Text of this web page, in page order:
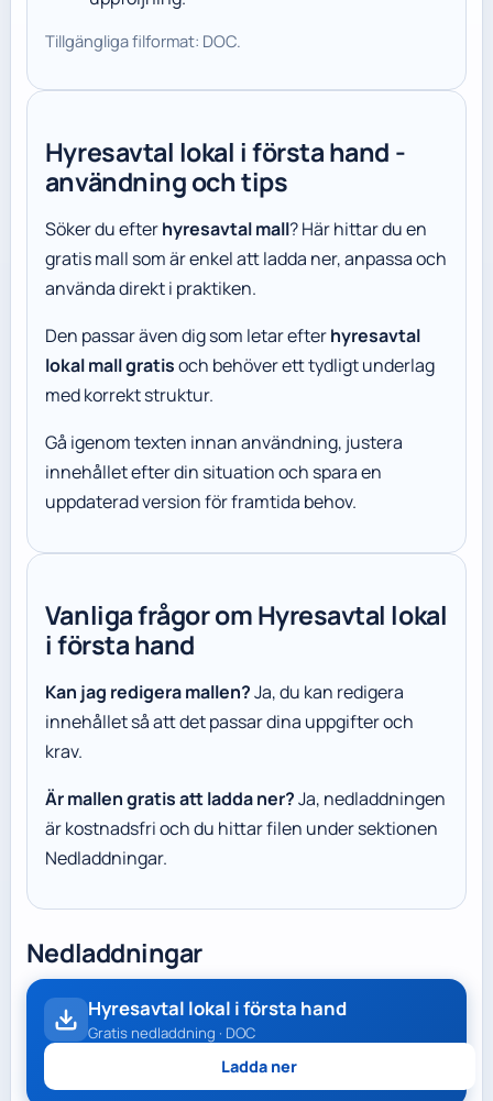
Tillgängliga filformat: DOC.
Hyresavtal lokal i första hand -
användning och tips
Söker du efterhyresavtal mall? Här hittar du en
gratis mall som är enkel att ladda ner, anpassa och
använda direkt i praktiken.
Den passar även dig som letar efterhyresavtal
lokal mall gratisoch behöver ett tydligt underlag
med korrekt struktur.
Gå igenom texten innan användning, justera
innehållet efter din situation och spara en
uppdaterad version för framtida behov.
Vanliga frågor om Hyresavtal lokal
i första hand
Kan jag redigera mallen?Ja, du kan redigera
innehållet så att det passar dina uppgifter och
krav.
Är mallen gratis att ladda ner?Ja, nedladdningen
är kostnadsfri och du hittar filen under sektionen
Nedladdningar.
Nedladdningar
Hyresavtal lokal i första hand
Gratis nedladdning · DOC
Ladda ner